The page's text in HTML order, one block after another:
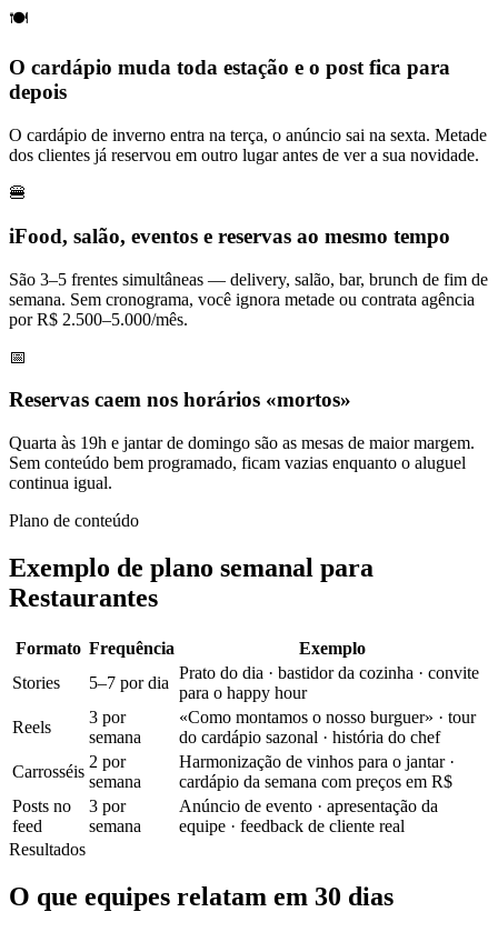
🍽️
O cardápio muda toda estação e o post fica para
depois
O cardápio de inverno entra na terça, o anúncio sai na sexta. Metade
dos clientes já reservou em outro lugar antes de ver a sua novidade.
🍔
iFood, salão, eventos e reservas ao mesmo tempo
São 3–5 frentes simultâneas — delivery, salão, bar, brunch de fim de
semana. Sem cronograma, você ignora metade ou contrata agência
por R$ 2.500–5.000/mês.
📅
Reservas caem nos horários «mortos»
Quarta às 19h e jantar de domingo são as mesas de maior margem.
Sem conteúdo bem programado, ficam vazias enquanto o aluguel
continua igual.
Plano de conteúdo
Exemplo de plano semanal para
Restaurantes
Formato Frequência
Exemplo
Stories
5–7 por dia
Prato do dia · bastidor da cozinha · convite
para o happy hour
Reels
3 por
semana
«Como montamos o nosso burguer» · tour
do cardápio sazonal · história do chef
Carrosséis
2 por
semana
Harmonização de vinhos para o jantar ·
cardápio da semana com preços em R$
Posts no
feed
3 por
semana
Anúncio de evento · apresentação da
equipe · feedback de cliente real
Resultados
O que equipes relatam em 30 dias